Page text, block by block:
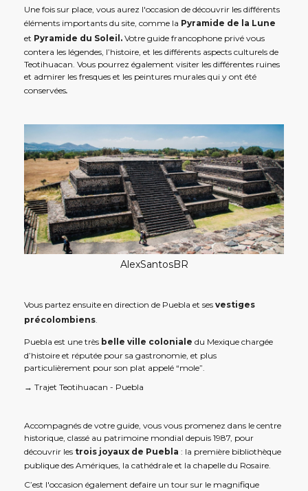
Une fois sur place, vous aurez l'occasion de découvrir les différents
éléments importants du site, comme la Pyramide de la Lune
et Pyramide du Soleil. Votre guide francophone privé vous
contera les légendes, l’histoire, et les différents aspects culturels de
Teotihuacan. Vous pourrez également visiter les différentes ruines
et admirer les fresques et les peintures murales qui y ont été
conservées.
AlexSantosBR
Vous partez ensuite en direction de Puebla et ses vestiges
précolombiens.
Puebla est une très belle ville coloniale du Mexique chargée
d’histoire et réputée pour sa gastronomie, et plus
particulièrement pour son plat appelé “mole”.
→ Trajet Teotihuacan - Puebla
Accompagnés de votre guide, vous vous promenez dans le centre
historique, classé au patrimoine mondial depuis 1987, pour
découvrir les trois joyaux de Puebla : la première bibliothèque
publique des Amériques, la cathédrale et la chapelle du Rosaire.
C’est l'occasion également defaire un tour sur le magnifique